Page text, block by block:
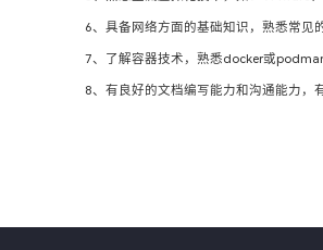
6、具备网络方面的基础知识，熟悉常见
7、了解容器技术，熟悉docker或
8、有良好的文档编写能力和沟通能力，